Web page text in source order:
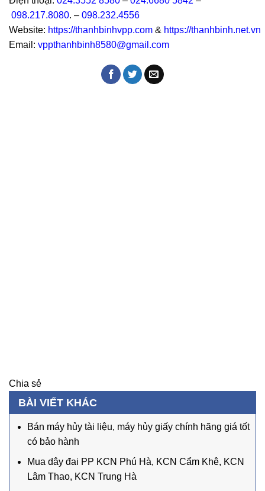
098.217.8080. – 098.232.4556
Website: https://thanhbinhvpp.com & https://thanhbinh.net.vn
Email: vppthanhbinh8580@gmail.com
Chia sẻ
BÀI VIẾT KHÁC
Bán máy hủy tài liệu, máy hủy giấy chính hãng giá tốt
có bảo hành
Mua dây đai PP KCN Phú Hà, KCN Cẩm Khê, KCN
Lâm Thao, KCN Trung Hà